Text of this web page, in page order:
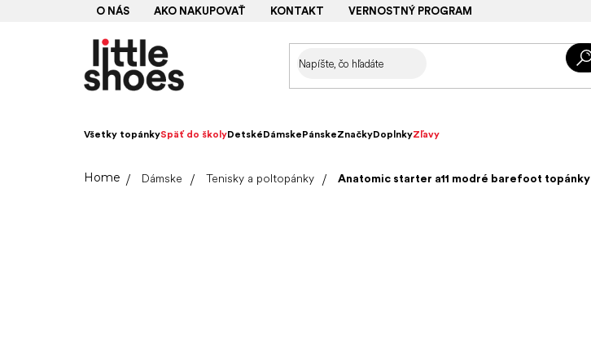
O NÁS AKO NAKUPOVAŤ KONTAKT VERNOSTNÝ PROGRAM
Všetky topánkySpäť do školyDetskéDámskePánskeZnačkyDoplnkyZľavy
DomovDámske Tenisky a poltopánky Anatomic starter a11 modré barefoot topánky